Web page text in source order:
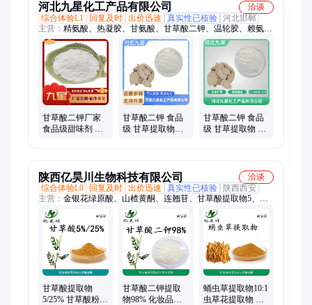
河北九星化工产品有限公司
洽谈
综合体验L1
回复及时 出价迅速 真实性已核验 河北邯郸
主营： 精氨酸、热凝胶、甘氨酸、甘草酸二钾、温轮胶、赖氨
酸、布丁粉、氨基酸、增稠剂、苹果酸、定优胶、瓜尔胶、虾青
素粉、纳他霉素、甲基醇酮、黄蜀葵胶、西黄蓍胶、海藻酸钙、
魔芋精粉、微晶纤维素、半胱氨酸粉、乙基麦芽酚、小麦面筋
粉、酪蛋白饮料、营养强化剂、羟丙基淀粉
甘草酸二钾厂家
食品级甜味剂 甘
甘草酸二钾 食品
级 甘草提取物水
甘草酸二钾 食品
级 甘草提取物 食
陕西亿昊川生物科技有限公司
洽谈
综合体验L0
回复及时 出价迅速 真实性已核验
陕西西安
主营： 金银花绿原酸、山楂黄酮、连翘苷、甘草酸提取物5、
NMN单核苷酸、淫羊藿单甙、五味子总素、吲哚三甲醇、二吲
哚甲烷、人参皂甙、三七皂甙、刺蒺藜皂甙、果蔬粉等
甘草酸提取物
5/25% 甘草酸粉二
甘草酸二钾提取
物98% 化妆品级
蛹虫草提取物10:1
虫草花提取物 虫